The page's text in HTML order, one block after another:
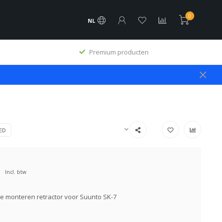
NL
0
Premium producten
Incl. btw
monteren retractor voor Suunto SK-7